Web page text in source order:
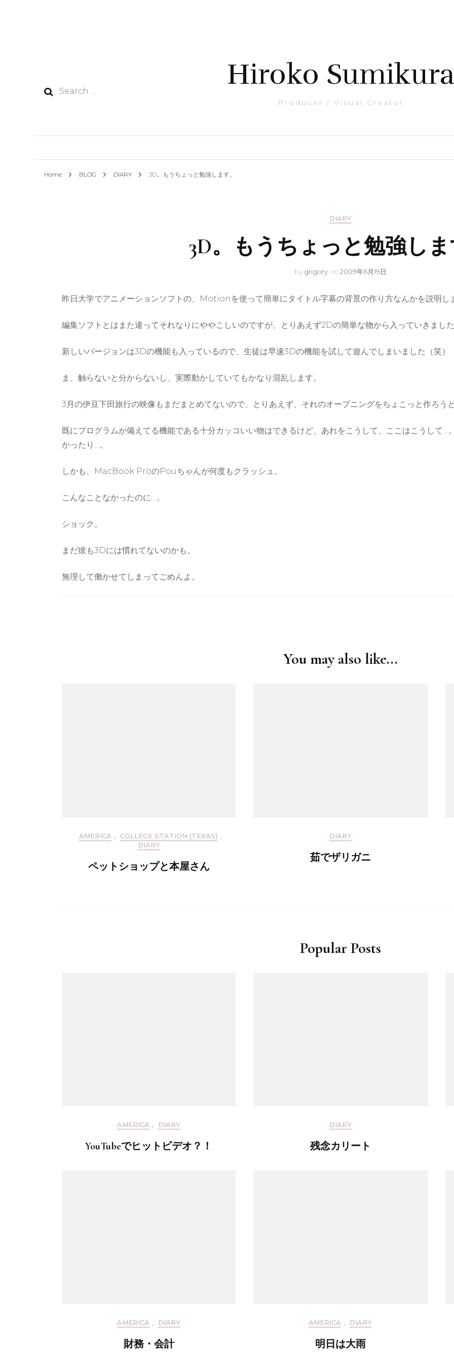
Search
Hiroko Sumikura
Producer / Visual Creator
Home BLOG DIARY 3D。もうちょっと勉強します。
DIARY
3D。もうちょっと勉強しま
by grigory on 2009年6月19日
昨日大学でアニメーションソフトの、Motionを使って簡単にタイトル字幕の背景の作り方なんかを説明し
編集ソフトとはまた違ってそれなりにややこしいのですが、とりあえず2Dの簡単な物から入っていきました
新しいバージョンは3Dの機能も入っているので、生徒は早速3Dの機能を試して遊んでしまいました（笑）
ま、触らないと分からないし、実際動かしていてもかなり混乱します。
3月の伊豆下田旅行の映像もまだまとめてないので、とりあえず、それのオープニングをちょこっと作ろう
既にプログラムが備えてる機能である十分カッコいい物はできるけど、あれをこうして、ここはこうして…
かったり…。
しかも、MacBook ProのPouちゃんが何度もクラッシュ。
こんなことなかったのに…。
ショック。
まだ彼も3Dには慣れてないのかも。
無理して働かせてしまってごめんよ。
You may also like...
AMERICA , COLLEGE STATION (TEXAS) ,
DIARY
ペットショップと本屋さん
DIARY
茹でザリガニ
Popular Posts
AMERICA , DIARY
YouTubeでヒットビデオ？！
DIARY
残念カリート
AMERICA , DIARY
財務・会計
AMERICA , DIARY
明日は大雨